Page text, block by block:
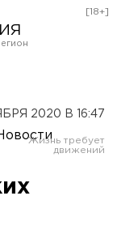
[18+]
2020 В 16:47